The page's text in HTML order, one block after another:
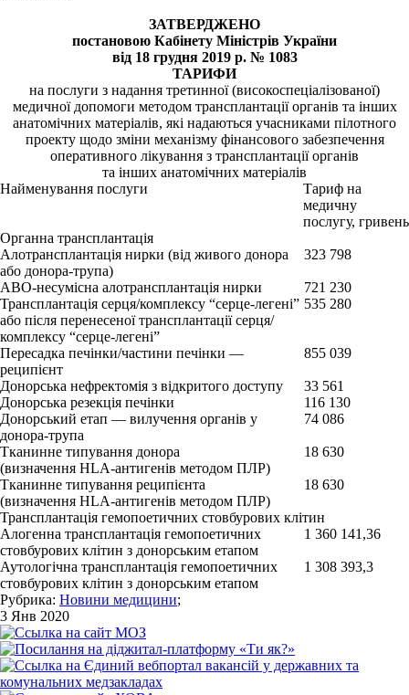
ЗАТВЕРДЖЕНО
постановою Кабінету Міністрів України
від 18 грудня 2019 р. № 1083
ТАРИФИ
на послуги з надання третинної (високоспеціалізованої)
медичної допомоги методом трансплантації органів та інших
анатомічних матеріалів, які надаються учасниками пілотного
проекту щодо зміни механізму фінансового забезпечення
оперативного лікування з трансплантації органів
та інших анатомічних матеріалів
Найменування послуги
Тариф на
медичну
послугу, гривень
Органна трансплантація
Алотрансплантація нирки (від живого донора
або донора-трупа)
323 798
АВО-несумісна алотрансплантація нирки
721 230
Трансплантація серця/комплексу “серце-легені”
або після перенесеної трансплантації серця/
комплексу “серце-легені”
535 280
Пересадка печінки/частини печінки ―
реципієнт
855 039
Донорська нефректомія з відкритого доступу
33 561
Донорська резекція печінки
116 130
Донорський етап ― вилучення органів у
донора-трупа
74 086
Тканинне типування донора
(визначення HLA-антигенів методом ПЛР)
18 630
Тканинне типування реципієнта
(визначення HLA-антигенів методом ПЛР)
18 630
Трансплантація гемопоетичних стовбурових клітин
Алогенна трансплантація гемопоетичних
стовбурових клітин з донорським етапом
1 360 141,36
Аутологічна трансплантація гемопоетичних
стовбурових клітин з донорським етапом
1 308 393,3
Рубрика: Новини медицини;
3 Янв 2020